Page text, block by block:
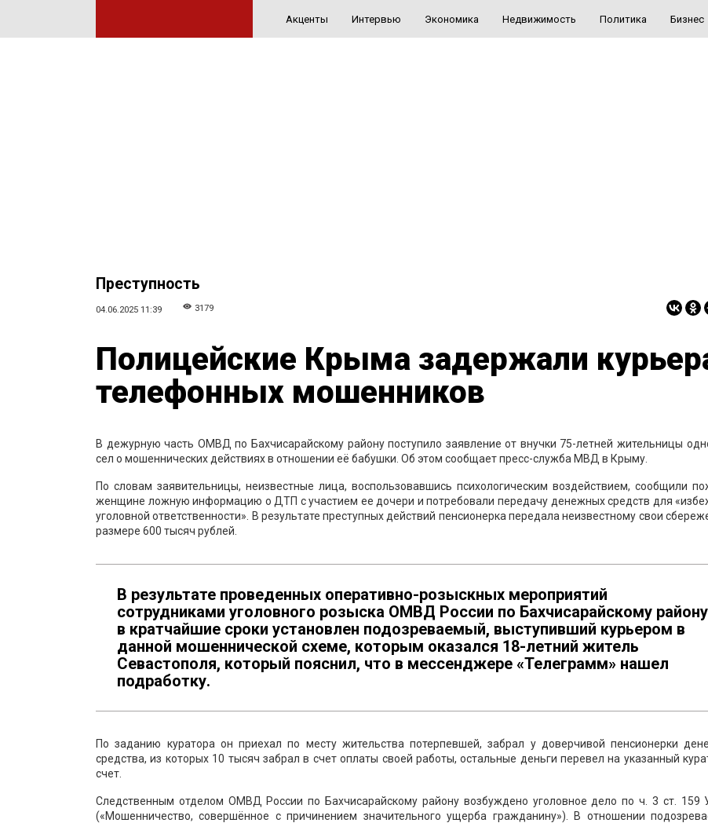
Акценты Интервью Экономика Недвижимость Политика Бизнес
Преступность
04.06.2025 11:39 3179
Полицейские Крыма задержали
телефонных мошенников
В дежурную часть ОМВД по Бахчисарайскому району поступило заявление от внучки 75-летней жительницы
сел о мошеннических действиях в отношении её бабушки. Об этом сообщает пресс-служба МВД в Крыму.
По словам заявительницы, неизвестные лица, воспользовавшись психологическим воздействием, сообщили
женщине ложную информацию о ДТП с участием ее дочери и потребовали передачу денежных средств для
уголовной ответственности». В результате преступных действий пенсионерка передала неизвестному свои
размере 600 тысяч рублей.
В результате проведенных оперативно-розыскных мероприятий
сотрудниками уголовного розыска ОМВД России по Бахчисарайскому району
в кратчайшие сроки установлен подозреваемый, выступивший курьером в
данной мошеннической схеме, которым оказался 18-летний житель
Севастополя, который пояснил, что в мессенджере «Телеграмм» нашел
подработку.
По заданию куратора он приехал по месту жительства потерпевшей, забрал у доверчивой пенсионерки
средства, из которых 10 тысяч забрал в счет оплаты своей работы, остальные деньги перевел на указанный
счет.
Следственным отделом ОМВД России по Бахчисарайскому району возбуждено уголовное дело по ч. 3 ст. 159
(«Мошенничество, совершённое с причинением значительного ущерба гражданину»). В отношении